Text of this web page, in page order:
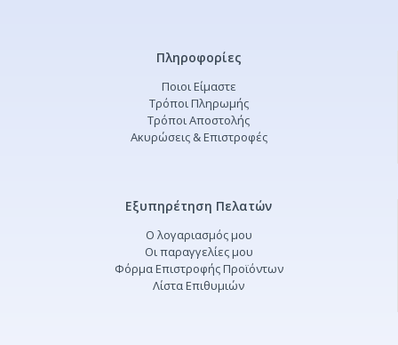
Πληροφορίες
Ποιοι Είμαστε
Τρόποι Πληρωμής
Τρόποι Αποστολής
Ακυρώσεις & Επιστροφές
Εξυπηρέτηση Πελατών
Ο λογαριασμός μου
Οι παραγγελίες μου
Φόρμα Επιστροφής Προϊόντων
Λίστα Επιθυμιών